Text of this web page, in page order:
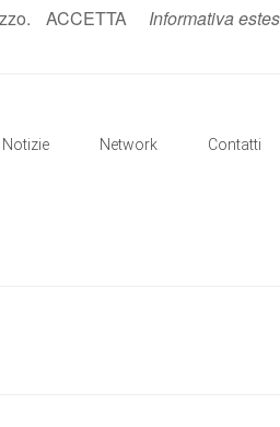
ACCETTA Informativa IT|
Notizie Network Contatti